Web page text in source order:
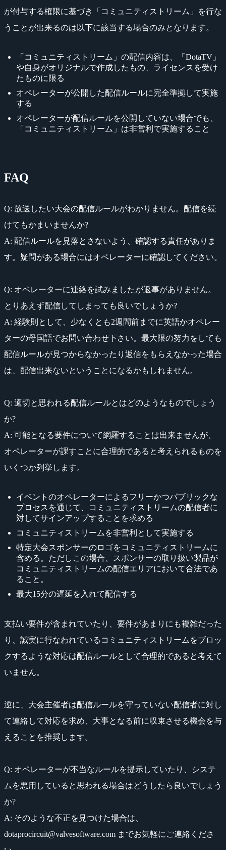
が付与する権限に基づき「コミュニティストリーム」を行な
うことが出来るのは以下に該当する場合のみとなります。
「コミュニティストリーム」の配信内容は、「DotaTV」
や自身がオリジナルで作成したもの、ライセンスを受け
たものに限る
オペレーターが公開した配信ルールに完全準拠して実施
する
オペレーターが配信ルールを公開していない場合でも、
「コミュニティストリーム」は非営利で実施すること
FAQ
Q: 放送したい大会の配信ルールがわかりません。配信を続
けてもかまいませんか?
A: 配信ルールを見落とさないよう、確認する責任がありま
す。疑問がある場合にはオペレーターに確認してください。
Q: オペレーターに連絡を試みましたが返事がありません。
とりあえず配信してしまっても良いでしょうか?
A: 経験則として、少なくとも2週間前までに英語かオペレー
ターの母国語でお問い合わせ下さい。最大限の努力をしても
配信ルールが見つからなかったり返信をもらえなかった場合
は、配信出来ないということになるかもしれません。
Q: 適切と思われる配信ルールとはどのようなものでしょう
か?
A: 可能となる要件について網羅することは出来ませんが、
オペレーターが課すことに合理的であると考えられるものを
いくつか列挙します。
イベントのオペレーターによるフリーかつパブリックな
プロセスを通じて、コミュニティストリームの配信者に
対してサインアップすることを求める
コミュニティストリームを非営利として実施する
特定大会スポンサーのロゴをコミュニティストリームに
含める。ただしこの場合、スポンサーの取り扱い製品が
コミュニティストリームの配信エリアにおいて合法であ
ること。
最大15分の遅延を入れて配信する
支払い要件が含まれていたり、要件があまりにも複雑だった
り、誠実に行なわれているコミュニティストリームをブロッ
クするような対応は配信ルールとして合理的であると考えて
いません。
逆に、大会主催者は配信ルールを守っていない配信者に対し
て連絡して対応を求め、大事となる前に収束させる機会を与
えることを推奨します。
Q: オペレーターが不当なルールを提示していたり、システ
ムを悪用していると思われる場合はどうしたら良いでしょう
か?
A: そのような不正を見つけた場合は、
dotaprocircuit@valvesoftware.com までお気軽にご連絡くださ